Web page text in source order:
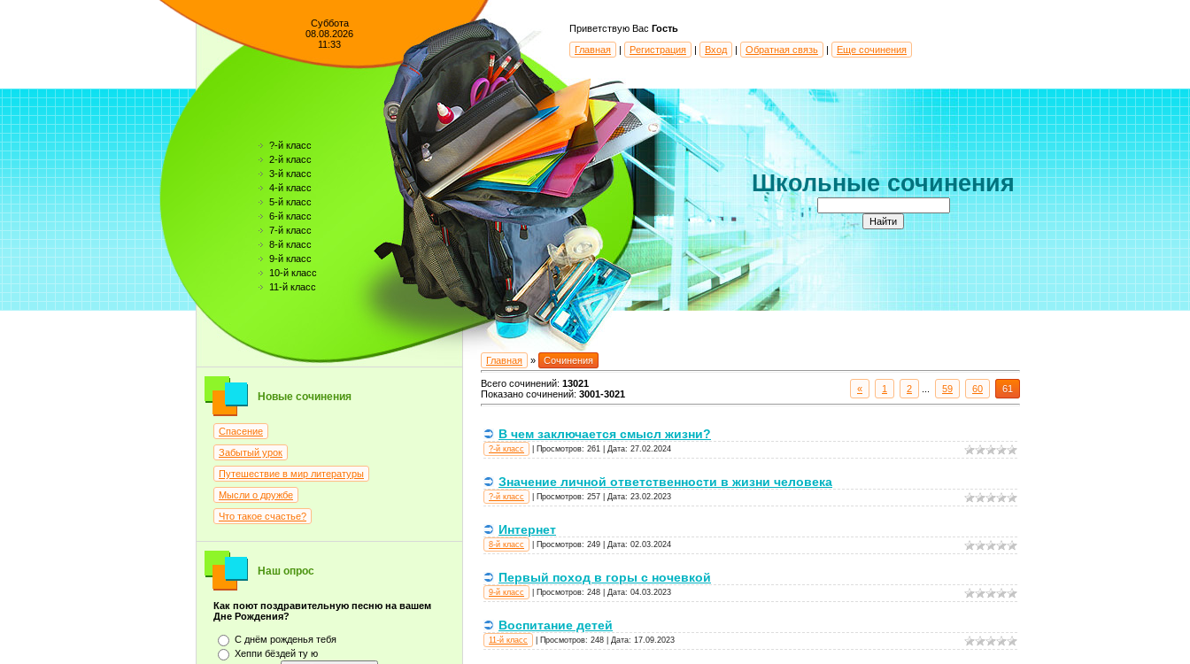
Суббота
08.08.2026
11:33
?-й класс
2-й класс
3-й класс
4-й класс
5-й класс
6-й класс
7-й класс
8-й класс
9-й класс
10-й класс
11-й класс
Новые сочинения
Спасение
Забытый урок
Путешествие в мир литературы
Мысли о дружбе
Что такое счастье?
Наш опрос
Как поют поздравительную песню на вашем
Дне Рождения?
С днём рожденья тебя
Хеппи бёздей ту ю
Приветствую Вас Гость
Главная
| Регистрация | Вход | Обратная связь | Еще сочинения
Школьные сочинения
Главная » Сочинения
Всего сочинений: 13021
Показано сочинений: 3001-3021 « 1 2 59 60 61
В чем заключается смысл жизни?
?-й класс Просмотров: 261 Дата: 27.02.2024
Значение личной ответственности в жизни человека
?-й класс Просмотров: 257 Дата: 23.02.2023
Интернет
8-й класс Просмотров: 249 Дата: 02.03.2024
Первый поход в горы с ночевкой
9-й класс Просмотров: 248 Дата: 04.03.2023
Воспитание детей
11-й класс Просмотров: 248 Дата: 17.09.2023